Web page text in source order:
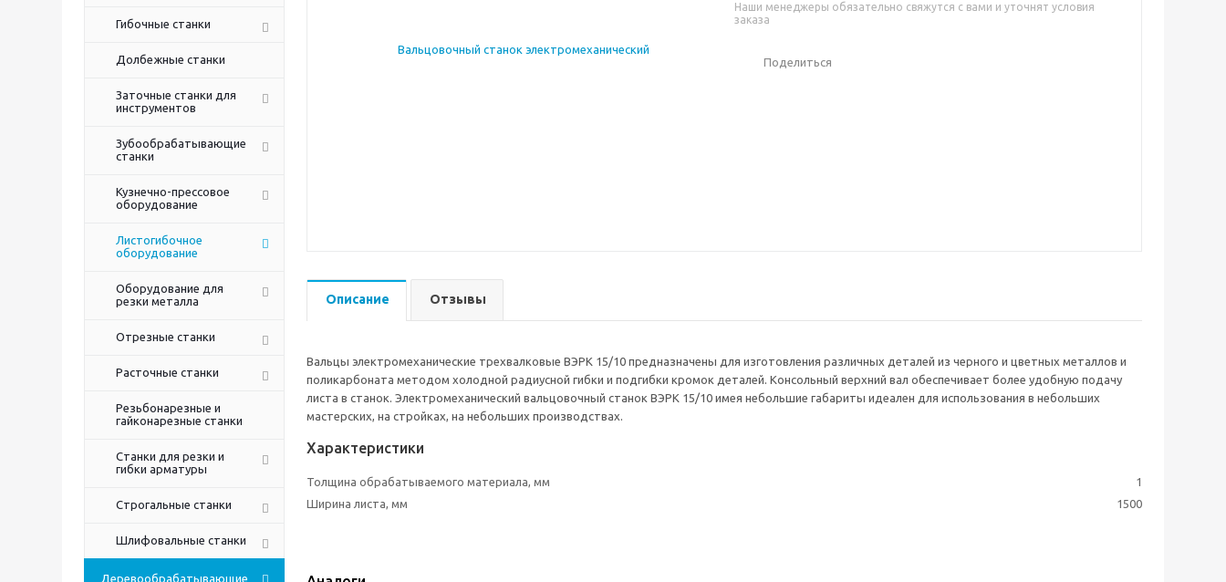
Гибочные станки
Долбежные станки
Заточные станки для
инструментов
Зубообрабатывающие
станки
Кузнечно-прессовое
оборудование
Листогибочное
оборудование
Оборудование для
резки металла
Отрезные станки
Расточные станки
Резьбонарезные и
гайконарезные станки
Станки для резки и
гибки арматуры
Строгальные станки
Шлифовальные станки
Деревообрабатывающие
Наши менеджеры обязательно свяжутся с вами и уточнят условия
заказа
Поделиться
Описание Отзывы
Вальцы электромеханические трехвалковые ВЭРК 15/10 предназначены для изготовления различных деталей из черного и цветных металлов и
поликарбоната методом холодной радиусной гибки и подгибки кромок деталей. Консольный верхний вал обеспечивает более удобную подачу
листа в станок. Электромеханический вальцовочный станок ВЭРК 15/10 имея небольшие габариты идеален для использования в небольших
мастерских, на стройках, на небольших производствах.
Характеристики
Толщина обрабатываемого материала, мм
1
Ширина листа, мм
1500